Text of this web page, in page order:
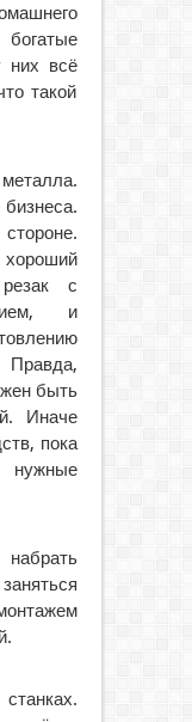
них всё
такой
с
и
быть
Иначе
пока